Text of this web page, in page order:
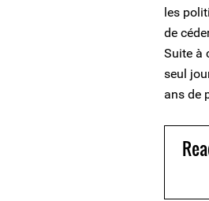
les
de
Suite à
seul
ans de